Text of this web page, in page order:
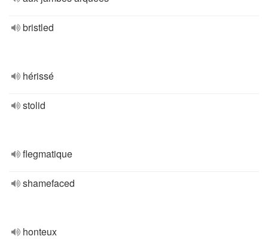
bristled
hérissé
stolid
flegmatique
shamefaced
honteux